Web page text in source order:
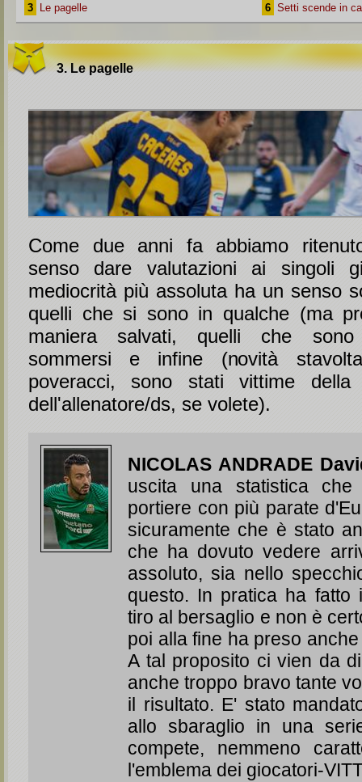
3
Le pagelle
6 Setti scende in
3. Le pagelle
Come due anni fa abbiamo
senso dare valutazioni ai singoli
mediocrità più assoluta ha un senso
quelli che si sono in qualche (ma
maniera salvati, quelli che
sommersi e infine (novità
poveracci, sono stati vittime della
dell'allenatore/ds, se volete).
NICOLAS ANDRADE
uscita una statistica
portiere con più parate
sicuramente che è stato
che ha dovuto vedere
assoluto, sia nello
questo. In pratica ha fatto
tiro al bersaglio e non è
poi alla fine ha preso
A tal proposito ci vien da
anche troppo bravo tante
il risultato. E' stato
allo sbaraglio in una
compete, nemmeno
l'emblema dei giocatori-